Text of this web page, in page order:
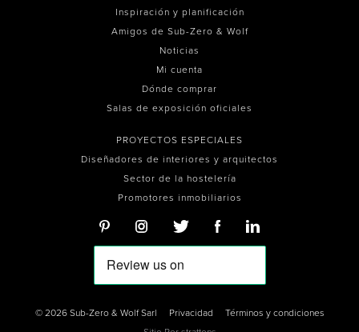
Inspiración y planificación
Amigos de Sub-Zero & Wolf
Noticias
Mi cuenta
Dónde comprar
Salas de exposición oficiales
PROYECTOS ESPECIALES
Diseñadores de interiores y arquitectos
Sector de la hostelería
Promotores inmobiliarios
© 2026 Sub-Zero & Wolf Sarl Privacidad
Términos y condiciones